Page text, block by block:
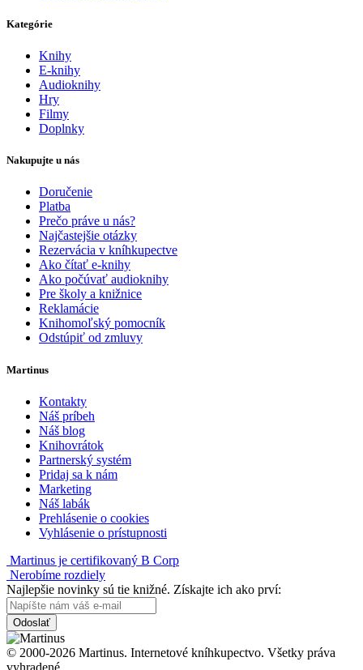
Kategórie
Knihy
E-knihy
Audioknihy
Hry
Filmy
Doplnky
Nakupujte u nás
Doručenie
Platba
Prečo práve u nás?
Najčastejšie otázky
Rezervácia v kníhkupectve
Ako čítať e-knihy
Ako počúvať audioknihy
Pre školy a knižnice
Reklamácie
Knihomoľský pomocník
Odstúpiť od zmluvy
Martinus
Kontakty
Náš príbeh
Náš blog
Knihovrátok
Partnerský systém
Pridaj sa k nám
Marketing
Náš labák
Prehlásenie o cookies
Vyhlásenie o prístupnosti
Martinus je certifikovaný B Corp
Nerobíme rozdiely
Najlepšie novinky sú tie knižné. Získajte ich ako prví:
Odoslať
© 2000-2026 Martinus. Internetové kníhkupectvo. Všetky práva
vyhradené.